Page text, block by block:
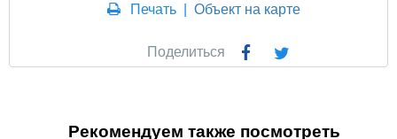
Печать |Объект на карте
Поделиться
Рекомендуем также посмотреть